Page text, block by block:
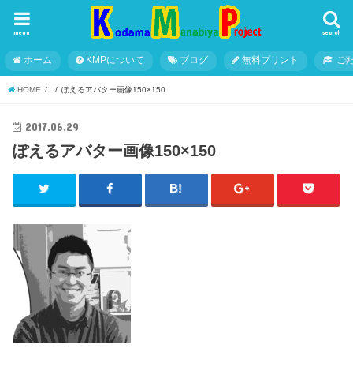
search
menu
ホーム KMPについて ブログ 無料プリント こ
HOME ぽえるアバター画像150×150
2017.06.29
ぽえるアバター画像150×150